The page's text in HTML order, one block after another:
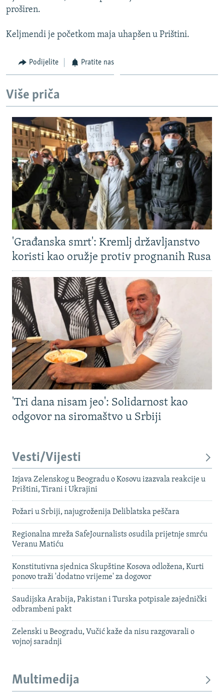
proširen.
Keljmendi je početkom maja uhapšen u Prištini.
Podijelite Pratite nas
Više priča
'Građanska smrt': Kremlj državljanstvo
koristi kao oružje protiv prognanih Rusa
'Tri dana nisam jeo': Solidarnost kao
odgovor na siromaštvo u Srbiji
Vesti/Vijesti
Izjava Zelenskog u Beogradu o Kosovu izazvala reakcije u
Prištini, Tirani i Ukrajini
Požari u Srbiji, najugroženija Deliblatska peščara
Regionalna mreža SafeJournalists osudila prijetnje smrću
Veranu Matiću
Konstitutivna sjednica Skupštine Kosova odložena, Kurti
ponovo traži 'dodatno vrijeme' za dogovor
Saudijska Arabija, Pakistan i Turska potpisale zajednički
odbrambeni pakt
Zelenski u Beogradu, Vučić kaže da nisu razgovarali o
vojnoj saradnji
Multimedija